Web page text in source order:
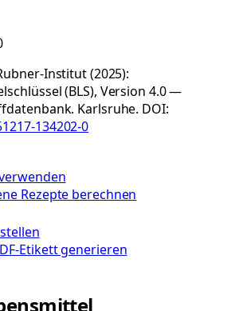
Institut (2025):
(BLS), Version 4.0 —
Karlsruhe. DOI:
134202-0
Rezepte berechnen
Etikett generieren